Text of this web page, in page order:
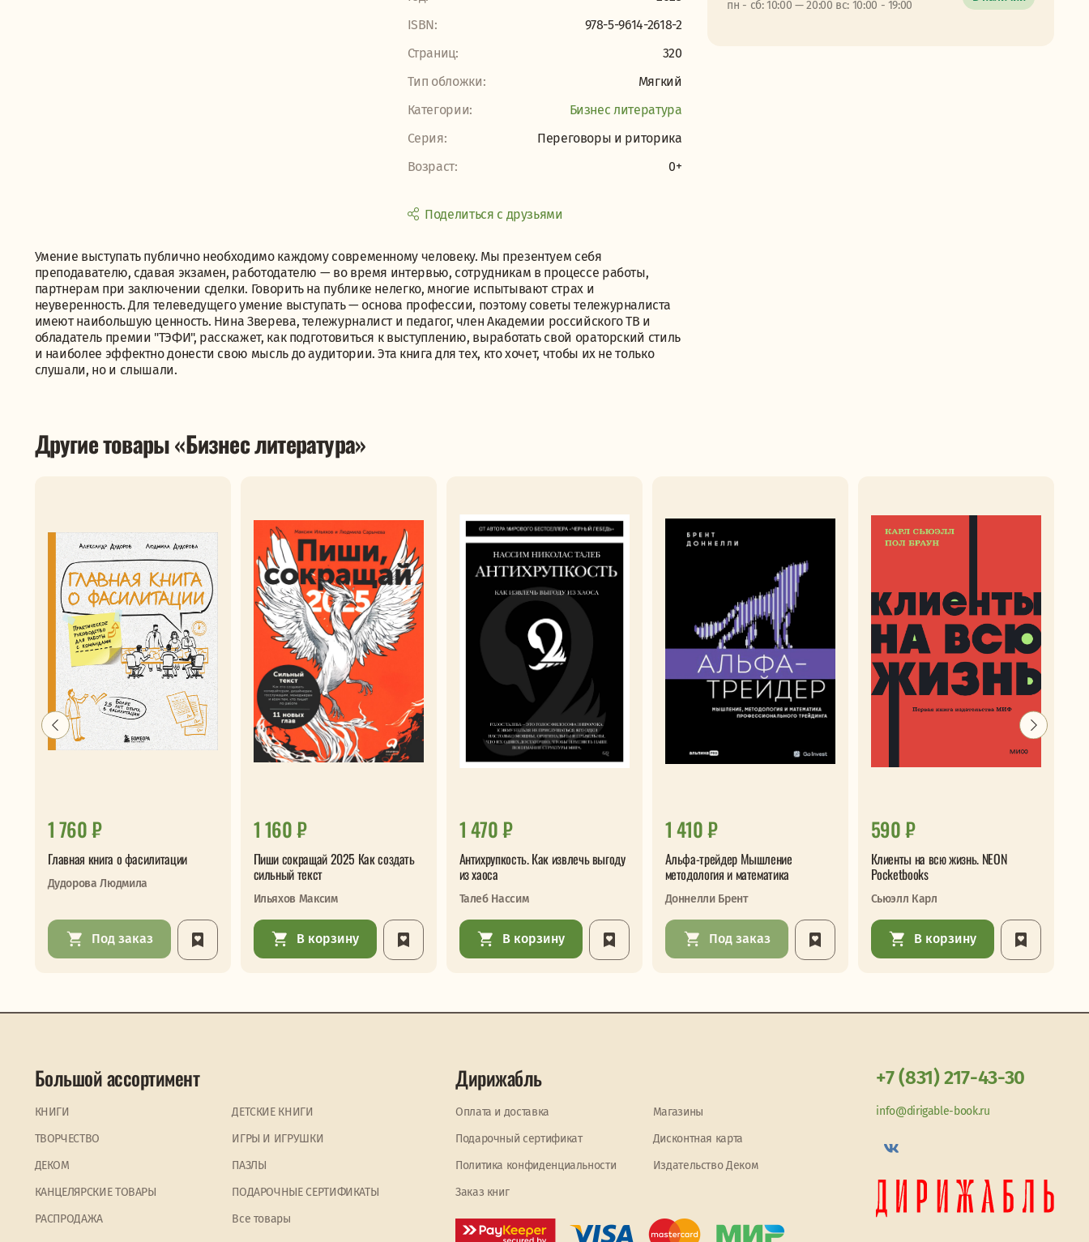
ISBN:
978-5-9614-2618-2
Страниц:
320
Тип обложки:
Мягкий
Категории:
Бизнес литература
Серия:
Переговоры и риторика
Возраст:
0+
Поделиться с друзьями
Умение выступать публично необходимо каждому современному человеку. Мы презентуем себя
преподавателю, сдавая экзамен, работодателю — во время интервью, сотрудникам в процессе работы,
партнерам при заключении сделки. Говорить на публике нелегко, многие испытывают страх и
неуверенность. Для телеведущего умение выступать — основа профессии, поэтому советы тележурналиста
имеют наибольшую ценность. Нина Зверева, тележурналист и педагог, член Академии российского ТВ и
обладатель премии "ТЭФИ", расскажет, как подготовиться к выступлению, выработать свой ораторский стиль
и наиболее эффектно донести свою мысль до аудитории. Эта книга для тех, кто хочет, чтобы их не только
слушали, но и слышали.
пн - сб: 10:00 — 20:00 вс: 10:00 - 19:00
Другие товары «Бизнес литература»
1 760 ₽
Главная книга о фасилитации
Дудорова Людмила
Под заказ
1 160 ₽
Пиши сокращай 2025 Как создать
сильный текст
Ильяхов Максим
В корзину
1 470 ₽
Антихрупкость. Как извлечь выгоду
из хаоса
Талеб Нассим
В корзину
1 410 ₽
Альфа-трейдер Мышление
методология и математика
Доннелли Брент
Под заказ
590 ₽
Клиенты на всю жизнь. NEON
Pocketbooks
Сьюэлл Карл
В корзину
Большой ассортимент
КНИГИ
ДЕТСКИЕ КНИГИ
ТВОРЧЕСТВО
ИГРЫ И ИГРУШКИ
ДЕКОМ
ПАЗЛЫ
КАНЦЕЛЯРСКИЕ ТОВАРЫ
ПОДАРОЧНЫЕ СЕРТИФИКАТЫ
PАСПРОДАЖА
Все товары
Дирижабль
Оплата и доставка
Магазины
Подарочный сертификат
Дисконтная карта
Политика конфиденциальности
Издательство Деком
Заказ книг
+7 (831) 217-43-30
info@dirigable-book.ru